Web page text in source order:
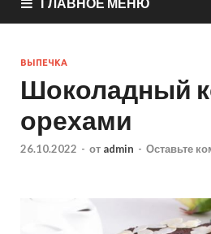
ВЫПЕЧКА
Шоколадный
орехами
26.10.2022 - от admin - Оставьте